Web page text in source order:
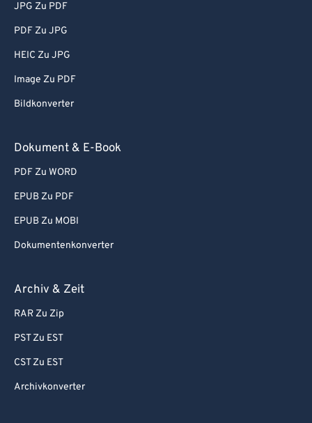
JPG Zu PDF
PDF Zu JPG
HEIC Zu JPG
Image Zu PDF
Bildkonverter
Dokument & E-Book
PDF Zu WORD
EPUB Zu PDF
EPUB Zu MOBI
Dokumentenkonverter
Archiv & Zeit
RAR Zu Zip
PST Zu EST
CST Zu EST
Archivkonverter